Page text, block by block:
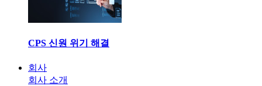
CPS 신원 위기 해결
회사
회사 소개